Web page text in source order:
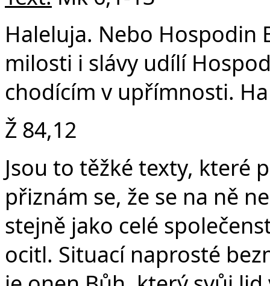
Haleluja. Nebo Hospodin
milosti i slávy udílí
chodícím v upřímnosti.
Ž 84,12
Jsou to těžké texty, které
přiznám se, že se na ně
stejně jako celé
ocitl. Situací naprosté